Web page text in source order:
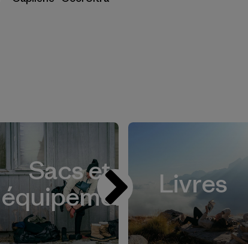
Sacs et
équipement
Livres